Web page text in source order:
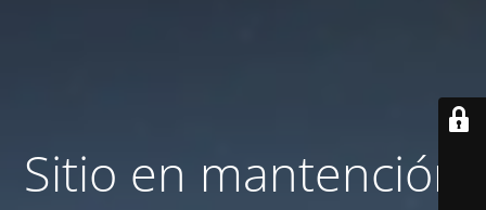
Sitio en mantención